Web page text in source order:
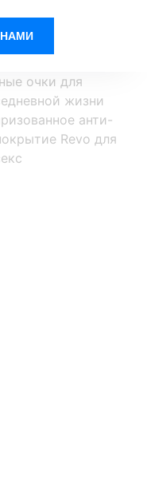
очки для
жизни
анти-
Revo для